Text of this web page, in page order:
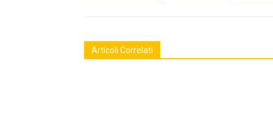
Articoli Correlati